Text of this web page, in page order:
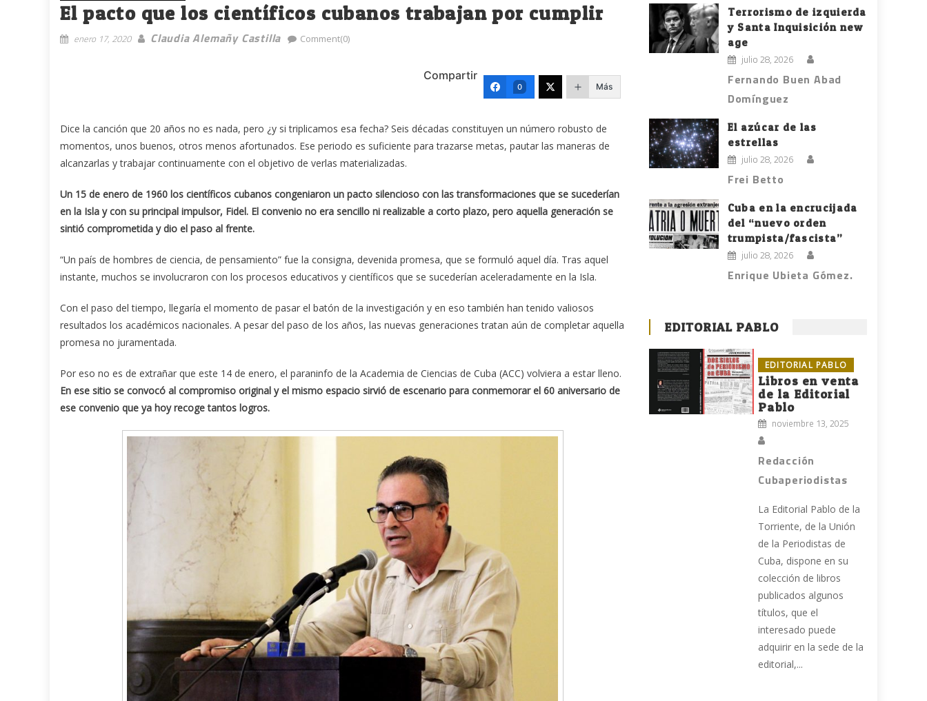
El pacto que los científicos cubanos trabajan por cumplir
enero 17, 2020 Claudia Alemañy Castilla Comment(0)
Compartir
0 Más
Dice la canción que 20 años no es nada, pero ¿y si triplicamos esa fecha? Seis décadas constituyen un número robusto de
momentos, unos buenos, otros menos afortunados. Ese periodo es suficiente para trazarse metas, pautar las maneras de
alcanzarlas y trabajar continuamente con el objetivo de verlas materializadas.
Un 15 de enero de 1960 los científicos cubanos congeniaron un pacto silencioso con las transformaciones que se sucederían
en la Isla y con su principal impulsor, Fidel. El convenio no era sencillo ni realizable a corto plazo, pero aquella generación se
sintió comprometida y dio el paso al frente.
“Un país de hombres de ciencia, de pensamiento” fue la consigna, devenida promesa, que se formuló aquel día. Tras aquel
instante, muchos se involucraron con los procesos educativos y científicos que se sucederían aceleradamente en la Isla.
Con el paso del tiempo, llegaría el momento de pasar el batón de la investigación y en eso también han tenido valiosos
resultados los académicos nacionales. A pesar del paso de los años, las nuevas generaciones tratan aún de completar aquella
promesa no juramentada.
Por eso no es de extrañar que este 14 de enero, el paraninfo de la Academia de Ciencias de Cuba (ACC) volviera a estar lleno.
En ese sitio se convocó al compromiso original y el mismo espacio sirvió de escenario para conmemorar el 60 aniversario de
ese convenio que ya hoy recoge tantos logros.
Terrorismo de izquierda
y Santa Inquisición new
age
julio 28, 2026
Fernando Buen Abad
Domínguez
El azúcar de las
estrellas
julio 28, 2026
Frei Betto
Cuba en la encrucijada
del “nuevo orden
trumpista/fascista”
julio 28, 2026
Enrique Ubieta Gómez.
EDITORIAL PABLO
EDITORIAL PABLO
Libros en venta
de la Editorial
Pablo
noviembre 13, 2025
Redacción
Cubaperiodistas
La Editorial Pablo de la
Torriente, de la Unión
de la Periodistas de
Cuba, dispone en su
colección de libros
publicados algunos
títulos, que el
interesado puede
adquirir en la sede de la
editorial,...